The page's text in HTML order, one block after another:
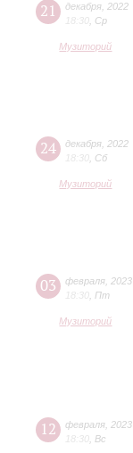
21 декабря 2022
18:30 Ср
Музиторий
24 декабря 2022
18:30 Сб
Музиторий
03 февраля 2023
18:30 Пт
Музиторий
12 февраля 2023
18:30 Вс